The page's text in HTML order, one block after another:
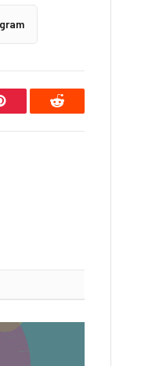
Reddit